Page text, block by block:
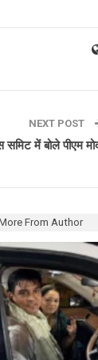
NEXT POST
में बोले पीएम
From Author